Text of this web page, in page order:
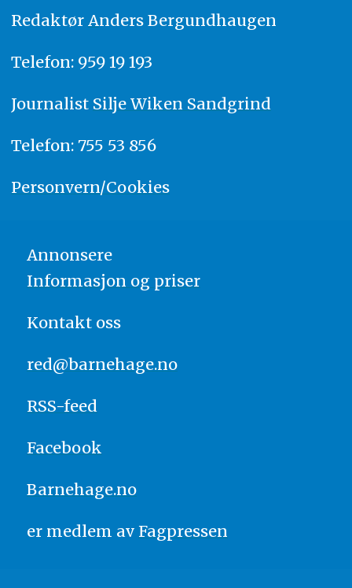
Redaktør Anders Bergundhaugen
Telefon: 959 19 193
Journalist Silje Wiken Sandgrind
Telefon: 755 53 856
Personvern/Cookies
Annonsere
Informasjon og priser
Kontakt oss
red@barnehage.no
RSS-feed
Facebook
Barnehage.no
er medlem av Fagpressen